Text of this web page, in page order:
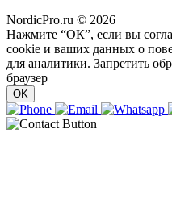
NordicPro.ru © 2026
Нажмите “ОК”, если вы
cookie и ваших данных о
для аналитики. Запретить
браузер
OK